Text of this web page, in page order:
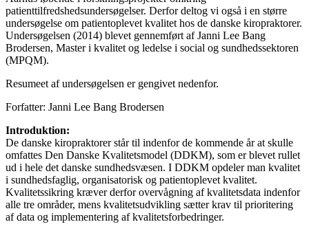
patienttilfredshedsundersøgelser. Derfor deltog vi også i en større
undersøgelse om patientoplevet kvalitet hos de danske kiropraktorer.
Undersøgelsen (2014) blevet gennemført af Janni Lee Bang
Brodersen, Master i kvalitet og ledelse i social og sundhedssektoren
(MPQM).
Resumeet af undersøgelsen er gengivet nedenfor.
Forfatter: Janni Lee Bang Brodersen
Introduktion:
De danske kiropraktorer står til indenfor de kommende år at skulle
omfattes Den Danske Kvalitetsmodel (DDKM), som er blevet rullet
ud i hele det danske sundhedsvæsen. I DDKM opdeler man kvalitet
i sundhedsfaglig, organisatorisk og patientoplevet kvalitet.
Kvalitetssikring kræver derfor overvågning af kvalitetsdata indenfor
alle tre områder, mens kvalitetsudvikling sætter krav til prioritering
af data og implementering af kvalitetsforbedringer.